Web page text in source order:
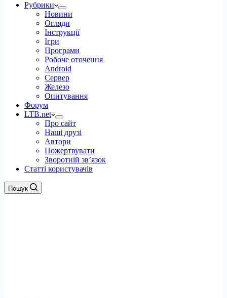
Рубрики
Новини
Огляди
Інструкції
Ігри
Програми
Робоче оточення
Android
Сервер
Железо
Опитування
Форум
LTB.net
Про сайт
Наші друзі
Автори
Пожертвувати
Зворотній зв’язок
Статті користувачів
Пошук